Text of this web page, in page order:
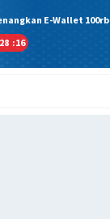
E-Wallet 100rb
28 :15